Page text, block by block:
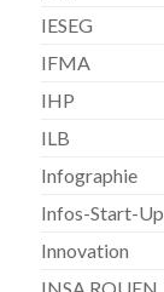
IESEG
IFMA
IHP
ILB
Infographie
Infos-Start-Up
Innovation
INSA ROUEN